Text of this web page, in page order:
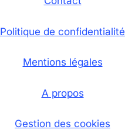
Politique de confidentialité
Mentions légales
A propos
Gestion des cookies